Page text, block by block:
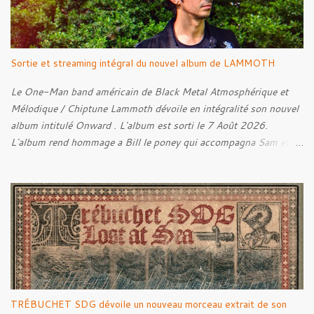
Sortie et streaming intégral du nouvel album de LAMMOTH
Le One-Man band américain de Black Metal Atmosphérique et
Mélodique / Chiptune Lammoth dévoile en intégralité son nouvel
album intitulé Onward . L'album est sorti le 7 Août 2026.
L'album rend hommage a Bill le poney qui accompagna Sam et
Half-Starved Pony 02. To Be Free (Bill) 03. A Gardener - 04:05
04. Farewell, Good Beast of Burden 05. A Fox Passing Through
the Woods on Business of Their Own 06. The Road to Bree 07.
We Were Born to Suffer 08. Horsethieving 09. A Final Parting
Onward de Lammoth
TRÉBUCHET SDG dévoile un nouveau morceau extrait de son